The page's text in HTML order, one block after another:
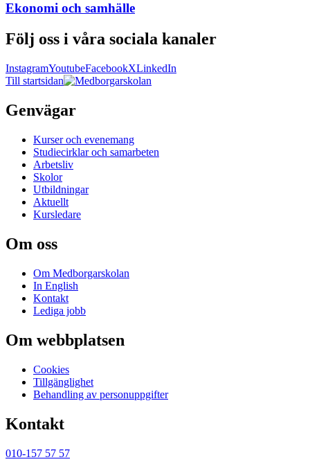
Ekonomi och samhälle
Följ oss i våra sociala kanaler
InstagramYoutubeFacebookXLinkedIn
Till startsidan
Genvägar
Kurser och evenemang
Studiecirklar och samarbeten
Arbetsliv
Skolor
Utbildningar
Aktuellt
Kursledare
Om oss
Om Medborgarskolan
In English
Kontakt
Lediga jobb
Om webbplatsen
Cookies
Tillgänglighet
Behandling av personuppgifter
Kontakt
010-157 57 57